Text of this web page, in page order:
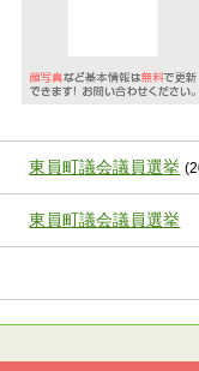
東員町議会議員選挙
東員町議会議員選挙